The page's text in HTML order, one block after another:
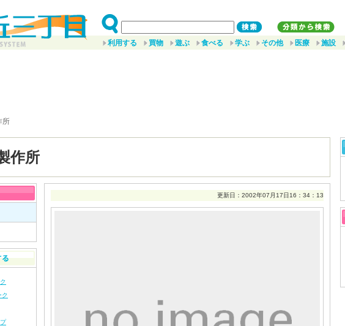
利用する 買物 遊ぶ 食べる 学ぶ その他 医療 施設
所
作所
更新日：2002年07月17日16：34：13
ク